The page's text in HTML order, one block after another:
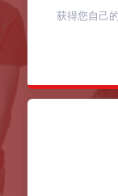
获得您自己